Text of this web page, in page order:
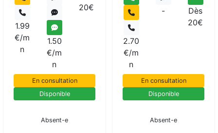
1.99
€/m
n
1.50
€/m
n
20€
En consultation
Disponible
Absent-e
2.70
€/m
n
-
Dès
20€
En consultation
Disponible
Absent-e